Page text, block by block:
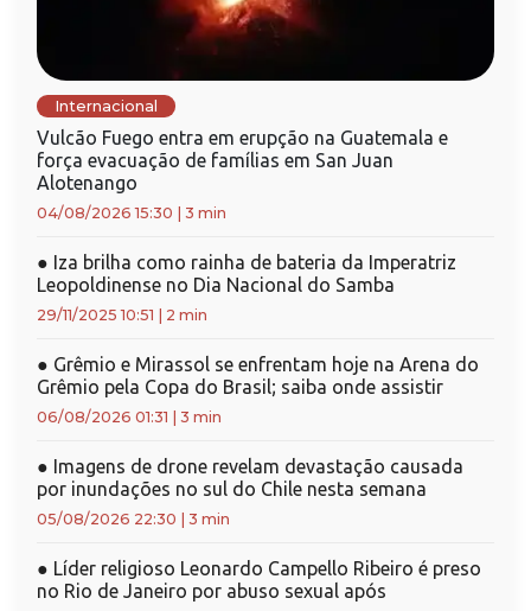
Internacional
Vulcão Fuego entra em erupção na Guatemala e
força evacuação de famílias em San Juan
Alotenango
04/08/2026 15:30 3 min
● Iza brilha como rainha de bateria da Imperatriz
Leopoldinense no Dia Nacional do Samba
29/11/2025 10:51 2 min
● Grêmio e Mirassol se enfrentam hoje na Arena do
Grêmio pela Copa do Brasil; saiba onde assistir
06/08/2026 01:31 3 min
● Imagens de drone revelam devastação causada
por inundações no sul do Chile nesta semana
05/08/2026 22:30 3 min
● Líder religioso Leonardo Campello Ribeiro é preso
no Rio de Janeiro por abuso sexual após